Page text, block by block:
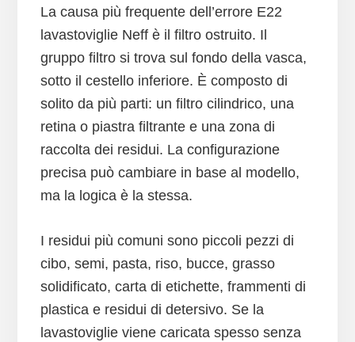
La causa più frequente dell’errore E22
lavastoviglie Neff è il filtro ostruito. Il
gruppo filtro si trova sul fondo della vasca,
sotto il cestello inferiore. È composto di
solito da più parti: un filtro cilindrico, una
retina o piastra filtrante e una zona di
raccolta dei residui. La configurazione
precisa può cambiare in base al modello,
ma la logica è la stessa.
I residui più comuni sono piccoli pezzi di
cibo, semi, pasta, riso, bucce, grasso
solidificato, carta di etichette, frammenti di
plastica e residui di detersivo. Se la
lavastoviglie viene caricata spesso senza